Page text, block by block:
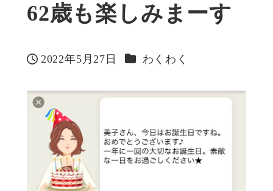
62歳も楽しみまーす
投稿日
2022年5月27日 カテゴリー
わくわく